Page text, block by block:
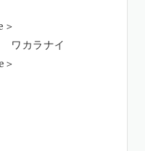
ワカラナイ